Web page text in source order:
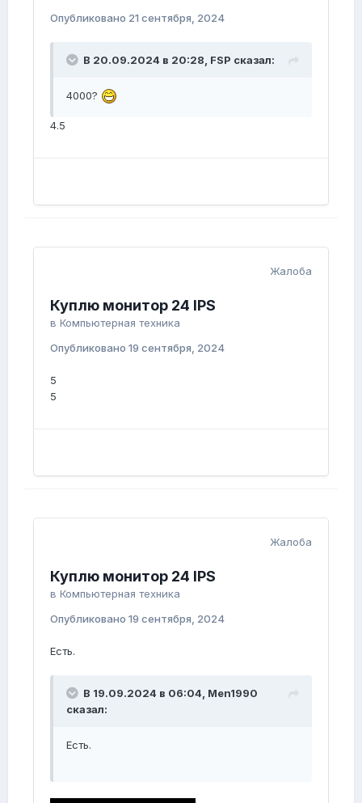
Опубликовано 21 сентября, 2024
В 20.09.2024 в 20:28, FSP сказал:
4000?
4.5
Жалоба
Куплю монитор 24 IPS
в Компьютерная техника
Опубликовано 19 сентября, 2024
5
5
Жалоба
Куплю монитор 24 IPS
в Компьютерная техника
Опубликовано 19 сентября, 2024
Есть.
В 19.09.2024 в 06:04, Men1990
сказал:
Есть.